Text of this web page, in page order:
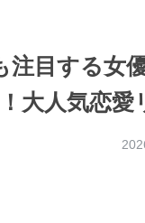
注目する女
大人気恋愛